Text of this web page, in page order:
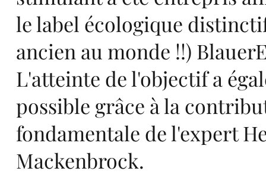
le label écologique
ancien au monde !!)
L'atteinte de l'objectif a
possible grâce à la
fondamentale de l'expert
Mackenbrock.
rts